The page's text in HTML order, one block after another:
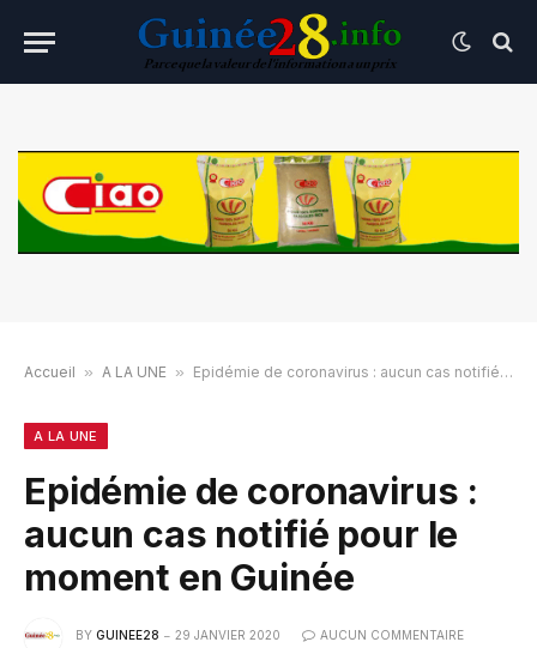
Accueil » A LA UNE » Epidémie de coronavirus : aucun cas notifié pour le moment en Guinée
A LA UNE
Epidémie de coronavirus :
aucun cas notifié pour le
moment en Guinée
BY GUINEE28 29 JANVIER 2020 AUCUN COMMENTAIRE